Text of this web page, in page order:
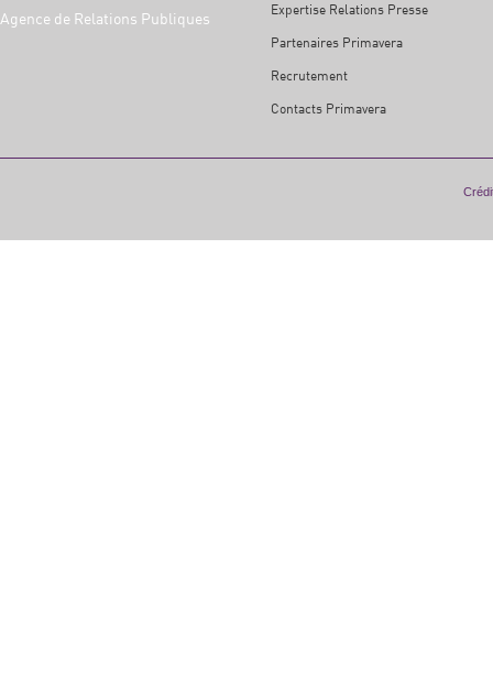
Agence de Relations Publiques
Expertise Relations Presse
Partenaires Primavera
Recrutement
Contacts Primavera